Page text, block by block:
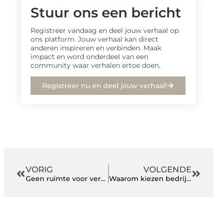
Stuur ons een bericht
Registreer vandaag en deel jouw verhaal op
ons platform. Jouw verhaal kan direct
anderen inspireren en verbinden. Maak
impact en word onderdeel van een
community waar verhalen ertoe doen.
Registreer nu en deel jouw verhaal!
VORIG
Geen ruimte voor vertraging in gespecialiseerd speciaal transport
VOLGENDE
Waarom kiezen bedrijven voor onze schoonmaakdiensten?